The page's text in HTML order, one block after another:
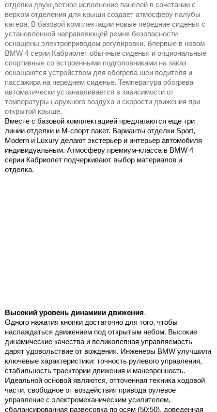
отделки двухцветное исполнение панелей в сочетании с
верхом отделения для крыши создает атмосферу палубы
катера. В базовой комплектации новые передние сиденья с
установленной направляющей ремня безопасности
оснащены электроприводом регулировки. Впервые в новом
BMW 4 серии Кабриолет обычные сиденья и опциональные
спортивные со встроенными подголовниками на заказ
оснащаются устройством для обогрева шеи водителя и
пассажира на переднем сиденье. Температура обогрева
автоматически устанавливается в зависимости от
температуры наружного воздуха и скорости движения при
открытой крыше.
Вместе с базовой комплектацией предлагаются еще три
линии отделки и М-спорт пакет. Варианты отделки Sport,
Modern и Luxury делают экстерьер и интерьер автомобиля
индивидуальным. Атмосферу премиум-класса в BMW 4
серии Кабриолет подчеркивают выбор материалов и
отделка.
Высокий уровень динамики движения.
Одного нажатия кнопки достаточно для того, чтобы
наслаждаться движением под открытым небом. Высокие
динамические качества и великолепная управляемость
дарят удовольствие от вождения. Инженеры BMW улучшили
ключевые характеристики: точность рулевого управления,
стабильность траектории движения и маневренность.
Идеальной основой являются, отточенная техника ходовой
части, свободное от воздействия привода рулевое
управление с электромеханическим усилителем,
сбалансированная развесовка по осям (50:50), доведенная